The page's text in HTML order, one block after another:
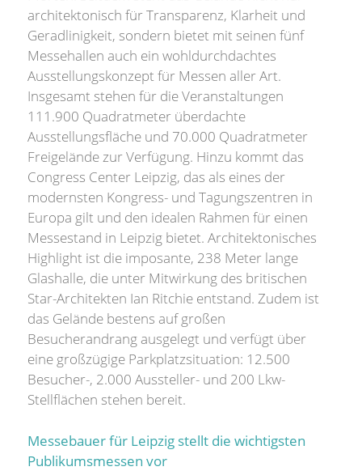
architektonisch für Transparenz, Klarheit und
Geradlinigkeit, sondern bietet mit seinen fünf
Messehallen auch ein wohldurchdachtes
Ausstellungskonzept für Messen aller Art.
Insgesamt stehen für die Veranstaltungen
111.900 Quadratmeter überdachte
Ausstellungsfläche und 70.000 Quadratmeter
Freigelände zur Verfügung. Hinzu kommt das
Congress Center Leipzig, das als eines der
modernsten Kongress- und Tagungszentren in
Europa gilt und den idealen Rahmen für einen
Messestand in Leipzig bietet. Architektonisches
Highlight ist die imposante, 238 Meter lange
Glashalle, die unter Mitwirkung des britischen
Star-Architekten Ian Ritchie entstand. Zudem ist
das Gelände bestens auf großen
Besucherandrang ausgelegt und verfügt über
eine großzügige Parkplatzsituation: 12.500
Besucher-, 2.000 Aussteller- und 200 Lkw-
Stellflächen stehen bereit.
Messebauer für Leipzig stellt die wichtigsten
Publikumsmessen vor